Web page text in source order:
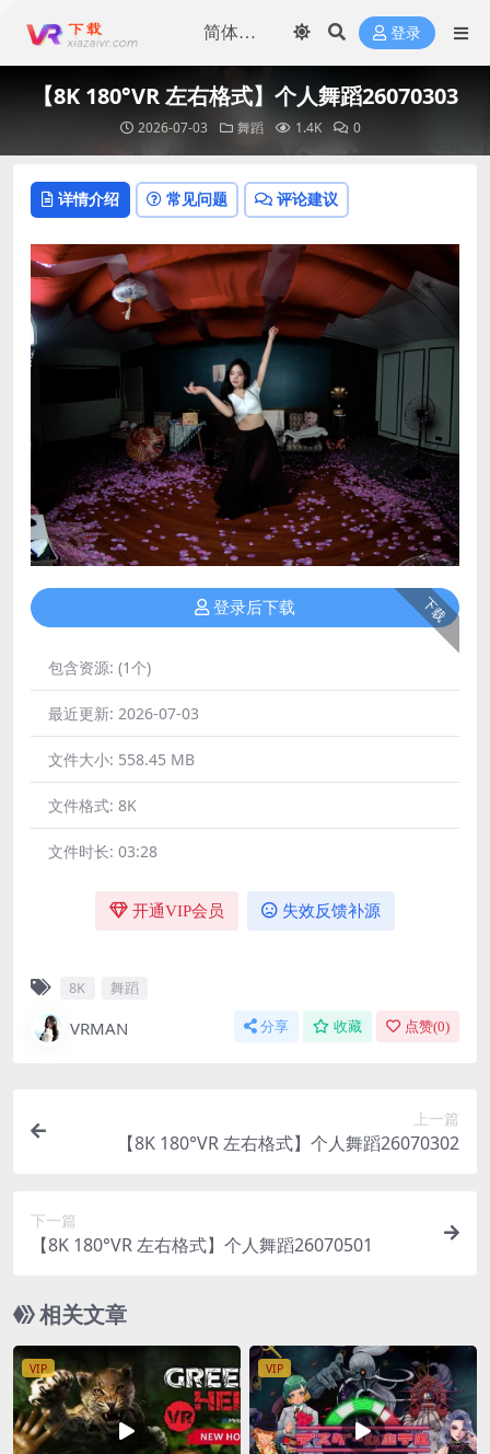
登录
【8K 180°VR 左右格式】个人舞蹈26070303
2026-07-03 舞蹈 1.4K 0
详情介绍 常见问题 评论建议
下载
登录后下载
包含资源: (1个)
最近更新: 2026-07-03
文件大小: 558.45 MB
文件格式: 8K
文件时长: 03:28
开通VIP会员 失效反馈补源
8K 舞蹈
VRMAN 分享 收藏 点赞(0)
上一篇
【8K 180°VR 左右格式】个人舞蹈26070302
下一篇
【8K 180°VR 左右格式】个人舞蹈26070501
相关文章
VIP VIP